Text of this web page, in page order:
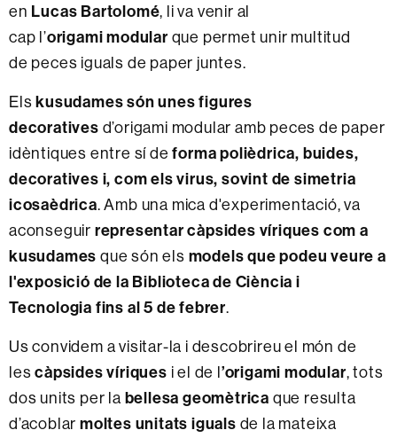
en Lucas Bartolomé, li va venir al
cap l’origami modular que permet unir multitud
de peces iguals de paper juntes.
Elskusudames són unes figures
decoratives d’origami modular amb peces de paper
idèntiques entre sí deforma polièdrica, buides,
decoratives i, com els virus, sovint de simetria
icosaèdrica. Amb una mica d'experimentació, va
aconseguir representar càpsides víriques com a
kusudames que són els models que podeu veure a
l'exposició de la Biblioteca de Ciència i
Tecnologia fins al 5 de febrer.
Us convidem a visitar-la i descobrireu el món de
les càpsides víriques i el de l’origami modular, tots
dos units per la bellesa geomètrica que resulta
d’acoblarmoltes unitats iguals de la mateixa